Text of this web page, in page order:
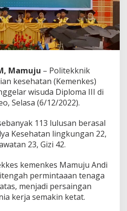
Mamuju – Politekknik
kesehatan (Kemenkes)
wisuda Diploma III di
Selasa (6/12/2022).
113 lulusan berasal
Kesehatan lingkungan 22,
23, Gizi 42.
kemenkes Mamuju Andi
permintaaan tenaga
menjadi persaingan
kerja semakin ketat.